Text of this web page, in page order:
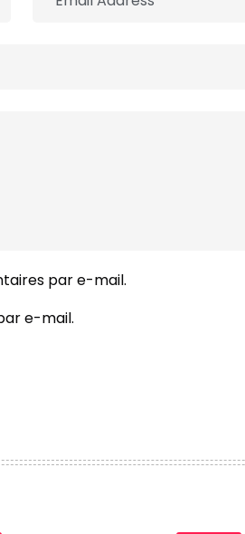
par e-mail.
e-mail.